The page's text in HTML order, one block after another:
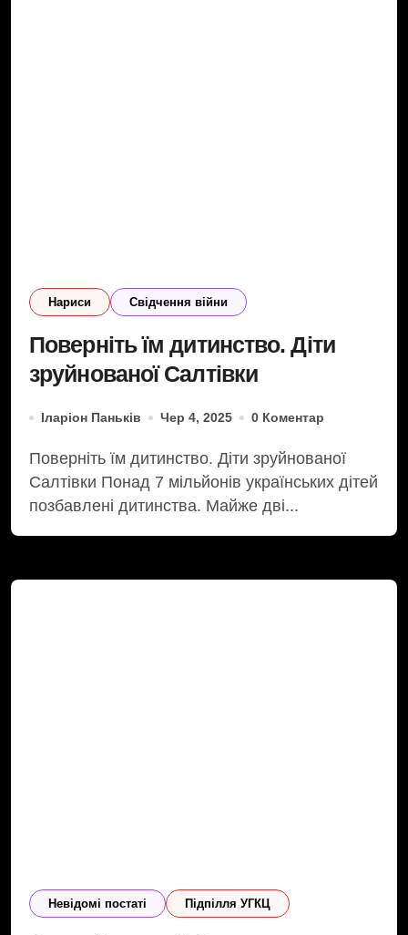
Нариси Свідчення війни
Поверніть їм дитинство. Діти
зруйнованої Салтівки
Іларіон Паньків Чер 4, 2025 0 Коментар
Поверніть їм дитинство. Діти зруйнованої
Салтівки Понад 7 мільйонів українських дітей
позбавлені дитинства. Майже дві...
Невідомі постаті Підпілля УГКЦ